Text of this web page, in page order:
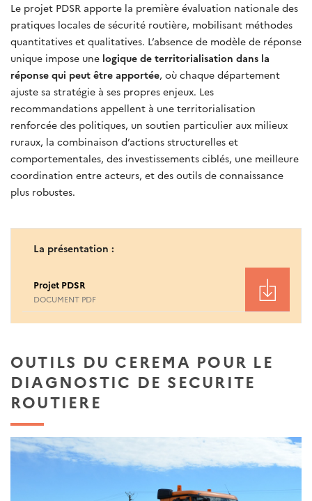
Le projet PDSR apporte la première évaluation nationale des
pratiques locales de sécurité routière, mobilisant méthodes
quantitatives et qualitatives. L’absence de modèle de réponse
unique impose une logique de territorialisation dans la
réponse qui peut être apportée, où chaque département
ajuste sa stratégie à ses propres enjeux. Les
recommandations appellent à une territorialisation
renforcée des politiques, un soutien particulier aux milieux
ruraux, la combinaison d’actions structurelles et
comportementales, des investissements ciblés, une meilleure
coordination entre acteurs, et des outils de connaissance
plus robustes.
La présentation :
Projet PDSR
DOCUMENT PDF
OUTILS DU CEREMA POUR LE
DIAGNOSTIC DE SECURITE
ROUTIERE